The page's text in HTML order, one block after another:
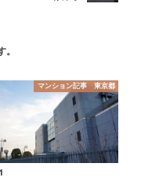
マンション記事 東京都